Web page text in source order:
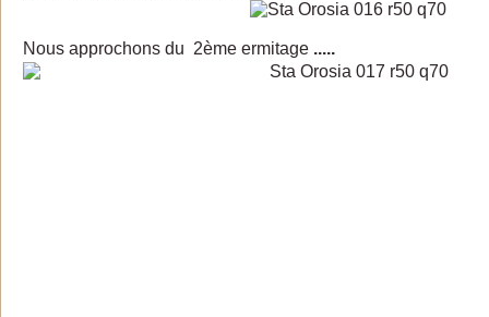
Nous approchons du 2ème ermitage .....